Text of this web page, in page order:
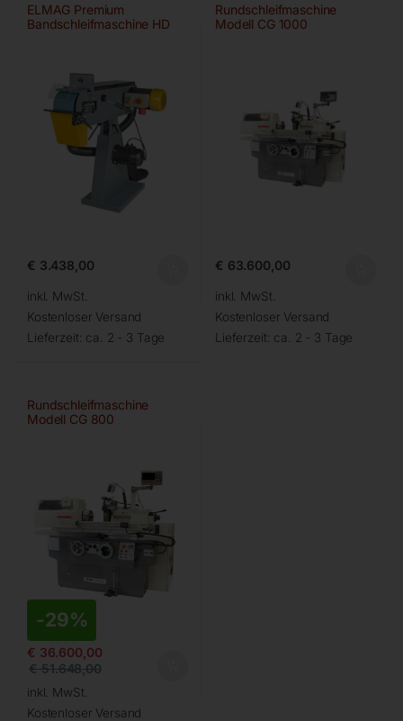
ELMAG Premium
Bandschleifmaschine HD
€ 3.438,00
inkl. MwSt.
Kostenloser Versand
Lieferzeit: ca. 2 - 3 Tage
Rundschleifmaschine
Modell CG 1000
€ 63.600,00
inkl. MwSt.
Kostenloser Versand
Lieferzeit: ca. 2 - 3 Tage
Rundschleifmaschine
Modell CG 800
-29%
€ 36.600,00
€51.648,00
inkl. MwSt.
Kostenloser Versand